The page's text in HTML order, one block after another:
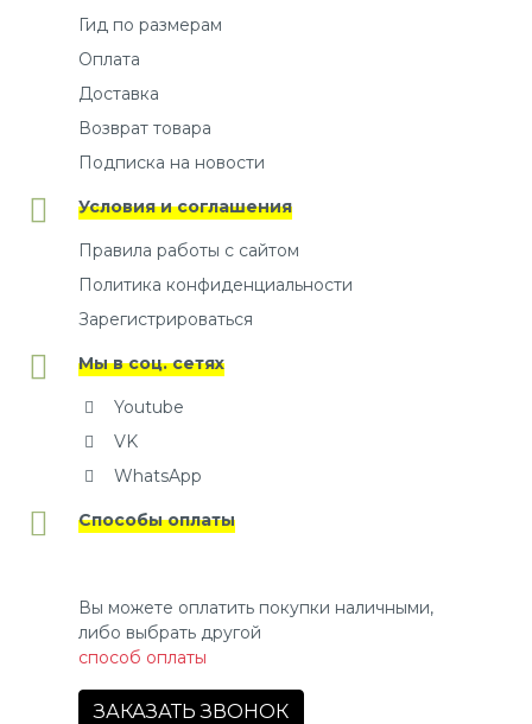
Гид по размерам
Оплата
Доставка
Возврат товара
Подписка на новости
Условия и соглашения
Правила работы с сайтом
Политика конфиденциальности
Зарегистрироваться
Мы в соц. сетях
Youtube
VK
WhatsApp
Способы оплаты
Вы можете оплатить покупки наличными,
либо выбрать другой
способ оплаты
ЗАКАЗАТЬ ЗВОНОК